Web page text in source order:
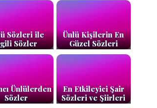
Sözleri ile
Sözler
Ünlü Kişilerin En
Güzel Sözleri
Ünlülerden
Sözler
En Etkileyici Şair
Sözleri ve Şiirleri